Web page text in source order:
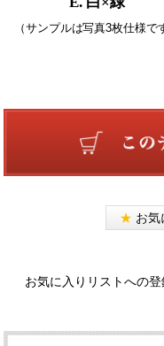
（サンプルは写真3枚仕様で
★ お気
お気に入りリストへの